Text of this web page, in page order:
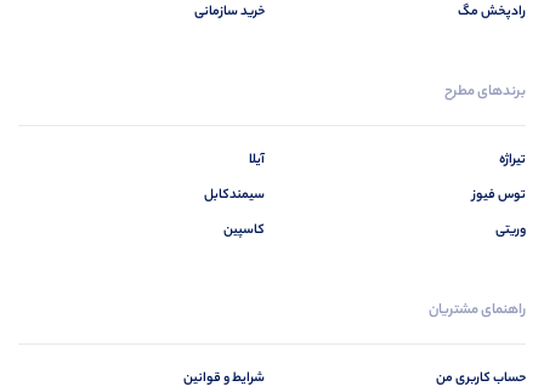
رادپخش مگ
خرید سازمانی
برندهای مطرح
تیراژه
توس فیوز
وریتی
آیلا
سیمندکابل
کاسپین
راهنمای مشتریان
حساب کاربری من
شرایط و قوانین